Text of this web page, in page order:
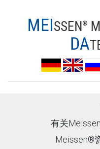
MEISSEN®
DA
有关
Meissen®